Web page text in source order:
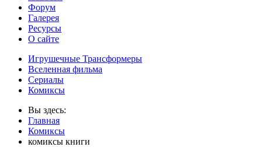
Форум
Галерея
Ресурсы
О сайте
Игрушечные Трансформеры
Вселенная фильма
Сериалы
Комиксы
Вы здесь:
Главная
Комиксы
комиксы книги